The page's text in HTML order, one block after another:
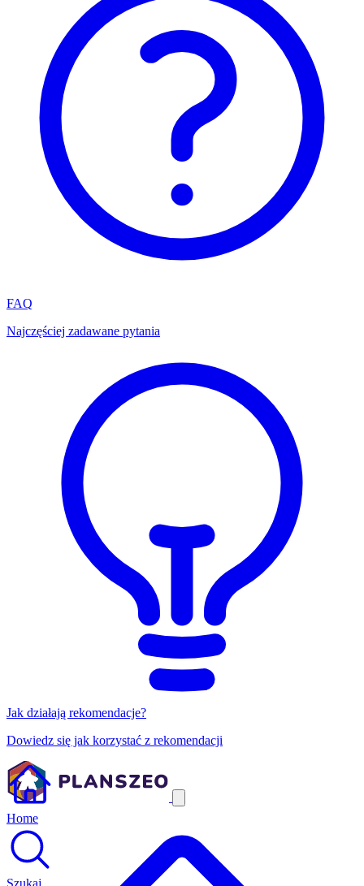
FAQ
Najczęściej zadawane pytania
Jak działają rekomendacje?
Dowiedz się jak korzystać z rekomendacji
Home
Szukaj